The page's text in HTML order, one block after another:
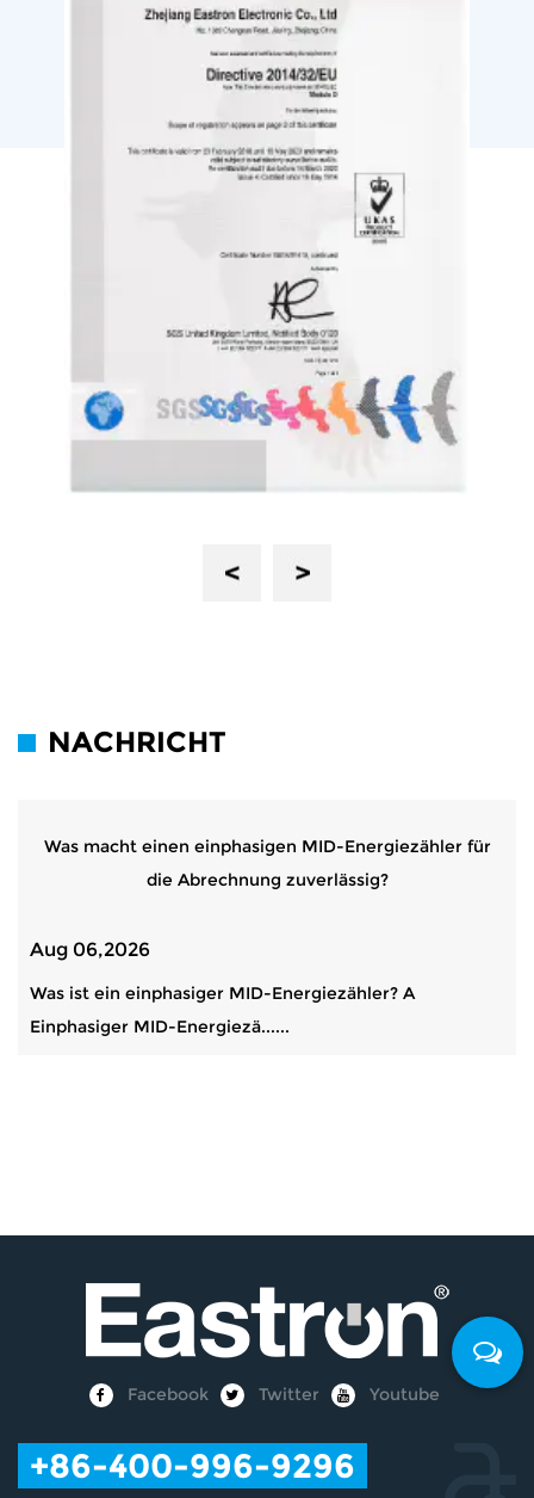
Previous Next
NACHRICHT
Was macht einen einphasigen MID-Energiezähler für
die Abrechnung zuverlässig?
Aug 06,2026
Was ist ein einphasiger MID-Energiezähler? A
Einphasiger MID-Energiezä......
Facebook Twitter Youtube
+86-400-996-9296